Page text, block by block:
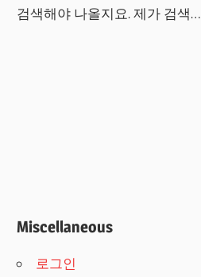
검색해야 나올지요. 제가 검색…
Miscellaneous
로그인